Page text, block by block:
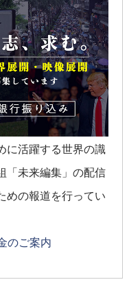
に活躍する世界の識
「未来編集」の配信
めの報道を行ってい
のご案内